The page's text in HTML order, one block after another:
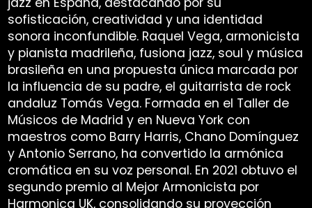
sofisticación, creatividad y una identidad
sonora inconfundible. Raquel Vega, armonicista
y pianista madrileña, fusiona jazz, soul y música
brasileña en una propuesta única marcada por
la influencia de su padre, el guitarrista de rock
andaluz Tomás Vega. Formada en el Taller de
Músicos de Madrid y en Nueva York con
maestros como Barry Harris, Chano Domínguez
y Antonio Serrano, ha convertido la armónica
cromática en su voz personal. En 2021 obtuvo el
segundo premio al Mejor Armonicista por
Harmonica UK, consolidando su proyección